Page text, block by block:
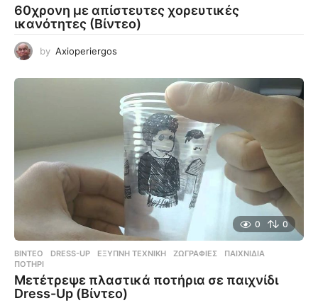
60χρονη με απίστευτες χορευτικές
ικανότητες (Βίντεο)
by Axioperiergos
0 0
ΒΊΝΤΕΟ DRESS-UP ,ΈΞΥΠΝΗ ΤΕΧΝΙΚΉ ,ΖΩΓΡΑΦΙΈΣ ,ΠΑΙΧΝΊΔΙΑ
ΠΟΤΉΡΙ
Μετέτρεψε πλαστικά ποτήρια σε παιχνίδι
Dress-Up (Βίντεο)